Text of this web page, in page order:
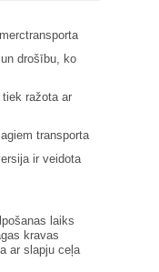
drošību, ko
ražota ar
transporta
ir veidota
laiks
kravas
ar slapju ceļa